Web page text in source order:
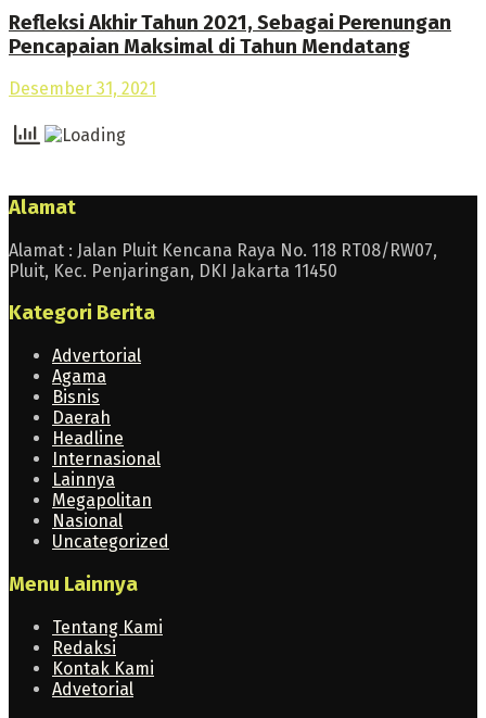
Refleksi Akhir Tahun 2021, Sebagai Perenungan
Pencapaian Maksimal di Tahun Mendatang
Desember 31, 2021
Alamat
Alamat : Jalan Pluit Kencana Raya No. 118 RT08/RW07,
Pluit, Kec. Penjaringan, DKI Jakarta 11450
Kategori Berita
Advertorial
Agama
Bisnis
Daerah
Headline
Internasional
Lainnya
Megapolitan
Nasional
Uncategorized
Menu Lainnya
Tentang Kami
Redaksi
Kontak Kami
Advetorial